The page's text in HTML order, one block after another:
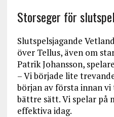
Storseger för
Slutspelsjagande
över Tellus, även om
Patrik Johansson,
– Vi började lite
början av första innan
bättre sätt. Vi spelar på
effektiva idag.